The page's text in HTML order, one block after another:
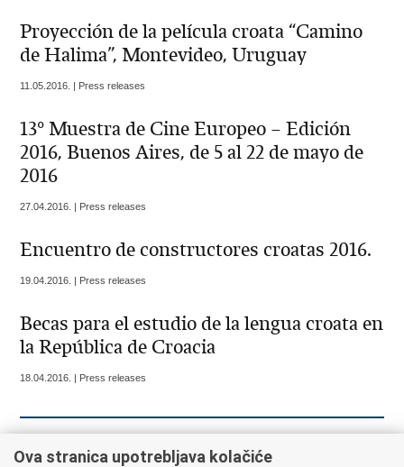
Proyección de la película croata “Camino
de Halima”, Montevideo, Uruguay
11.05.2016. | Press releases
13° Muestra de Cine Europeo – Edición
2016, Buenos Aires, de 5 al 22 de mayo de
2016
27.04.2016. | Press releases
Encuentro de constructores croatas 2016.
19.04.2016. | Press releases
Becas para el estudio de la lengua croata en
la República de Croacia
18.04.2016. | Press releases
«« « Previous 4 5 6 7 8
Ova stranica upotrebljava kolačiće